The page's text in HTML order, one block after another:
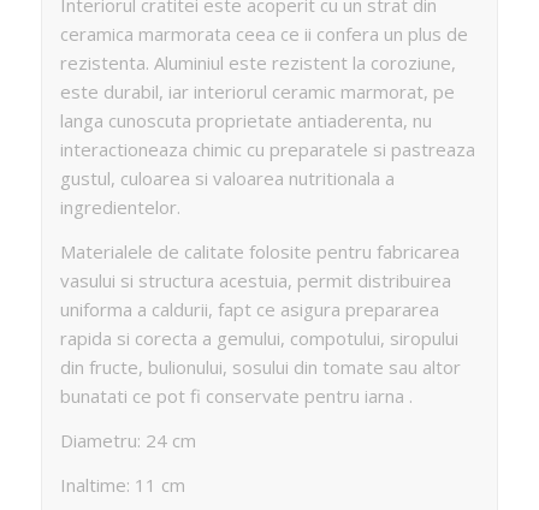
Interiorul cratitei este acoperit cu un strat din
ceramica marmorata ceea ce ii confera un plus de
rezistenta. Aluminiul este rezistent la coroziune,
este durabil, iar interiorul ceramic marmorat, pe
langa cunoscuta proprietate antiaderenta, nu
interactioneaza chimic cu preparatele si pastreaza
gustul, culoarea si valoarea nutritionala a
ingredientelor.
Materialele de calitate folosite pentru fabricarea
vasului si structura acestuia, permit distribuirea
uniforma a caldurii, fapt ce asigura prepararea
rapida si corecta a gemului, compotului, siropului
din fructe, bulionului, sosului din tomate sau altor
bunatati ce pot fi conservate pentru iarna .
Diametru: 24 cm
Inaltime: 11 cm